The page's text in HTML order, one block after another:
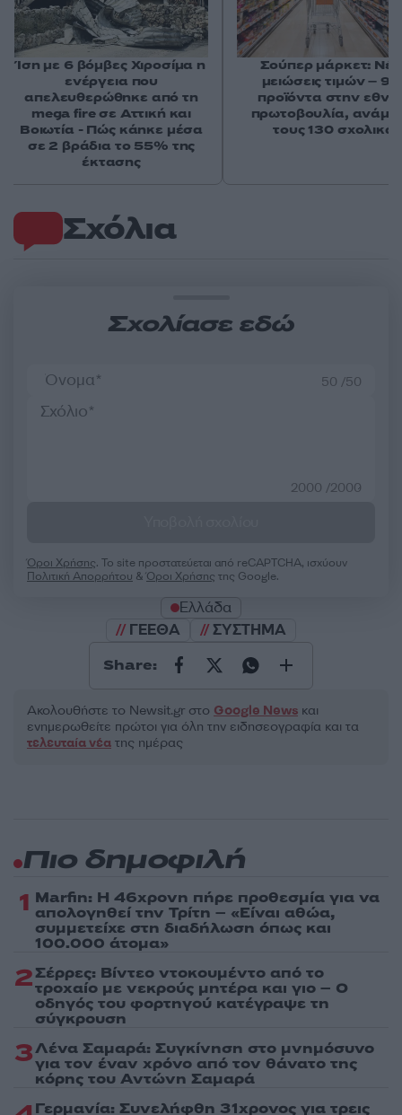
Σχόλια
Σχολίασε εδώ
50 /50
2000 /2000
Όροι Χρήσης. Το site προστατεύεται από reCAPTCHA, ισχύουν
Πολιτική Απορρήτου &Όροι Χρήσης της Google.
Ελλάδα
ΓΕΕΘΑ
ΣΥΣΤΗΜΑ
Share:
Ακολουθήστε το Νewsit.gr στο Google News και
ενημερωθείτε πρώτοι για όλη την ειδησεογραφία και τα
τελευταία νέα της ημέρας
Ίση με 6 βόμβες Χιροσίμα η
ενέργεια που
απελευθερώθηκε από τη
mega fire σε Αττική και
Βοιωτία - Πώς κάηκε μέσα
σε 2 βράδια το 55% της
έκτασης
Σούπερ μάρκετ:
μειώσεις τιμών –
προϊόντα στην
πρωτοβουλία,
τους 130 σχολικά
Πιο δημοφιλή
1 Marfin: Η 46χρονη πήρε προθεσμία για να
απολογηθεί την Τρίτη – «Είναι αθώα,
συμμετείχε στη διαδήλωση όπως και
100.000 άτομα»
2Σέρρες: Βίντεο ντοκουμέντο από το
τροχαίο με νεκρούς μητέρα και γιο – Ο
οδηγός του φορτηγού κατέγραψε τη
σύγκρουση
3Λένα Σαμαρά: Συγκίνηση στο μνημόσυνο
για τον έναν χρόνο από τον θάνατο της
κόρης του Αντώνη Σαμαρά
Γερμανία: Συνελήφθη 31χρονος για τρεις